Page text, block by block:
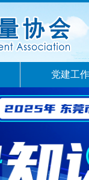
党建工作